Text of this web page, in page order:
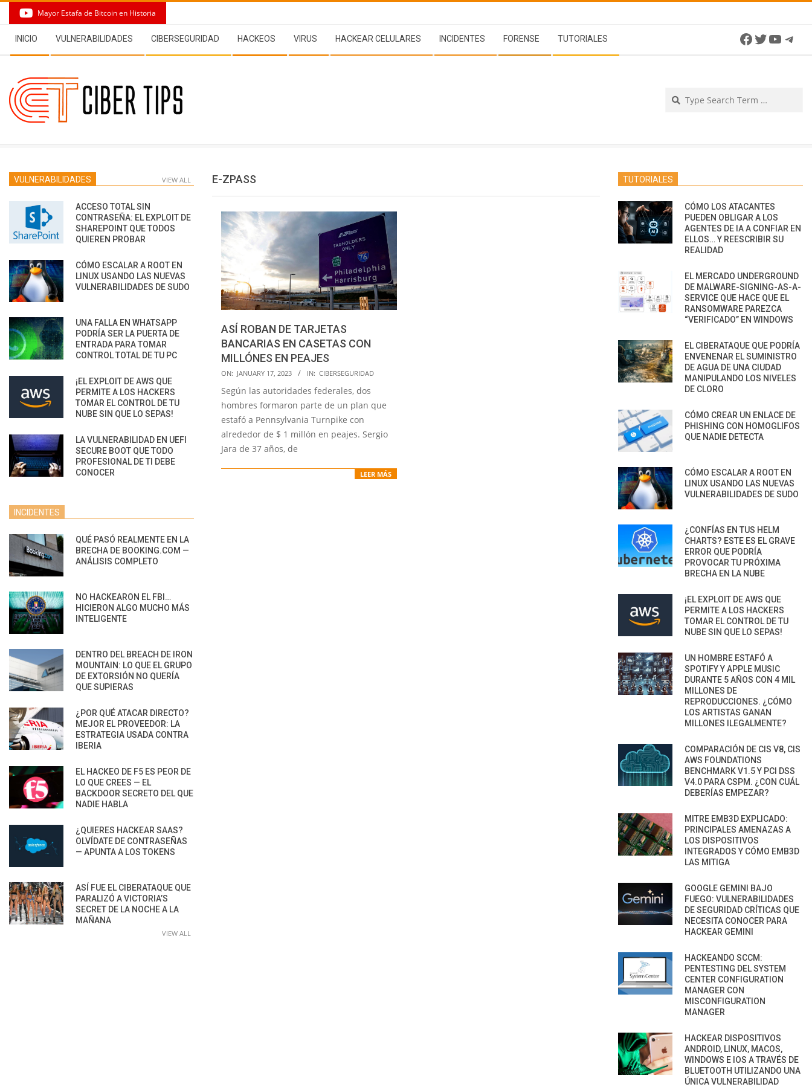
content
Mayor Estafa de Bitcoin en Historia
Navigation
Menu
INICIO VULNERABILIDADES CIBERSEGURIDAD HACKEOS VIRUS HACKEAR CELULARES INCIDENTES FORENSE TUTORIALES Facebook
Twitter
E-ZPASS
ASÍ ROBAN DE TARJETAS
BANCARIAS EN CASETAS CON
MILLÓNES EN PEAJES
2023-
01-
17
ON: JANUARY 17, 2023 IN: CIBERSEGURIDAD
Según las autoridades federales, dos
hombres formaron parte de un plan que
estafó a Pennsylvania Turnpike con
alrededor de $ 1 millón en peajes. Sergio
Jara de 37 años, de
LEER MÁS
VULNERABILIDADES VIEW ALL
ACCESO TOTAL SIN
CONTRASEÑA: EL EXPLOIT DE
SHAREPOINT QUE TODOS
QUIEREN PROBAR
CÓMO ESCALAR A ROOT EN
LINUX USANDO LAS NUEVAS
VULNERABILIDADES DE SUDO
UNA FALLA EN WHATSAPP
PODRÍA SER LA PUERTA DE
ENTRADA PARA TOMAR
CONTROL TOTAL DE TU PC
¡EL EXPLOIT DE AWS QUE
PERMITE A LOS HACKERS
TOMAR EL CONTROL DE TU
NUBE SIN QUE LO SEPAS!
LA VULNERABILIDAD EN UEFI
SECURE BOOT QUE TODO
PROFESIONAL DE TI DEBE
CONOCER
INCIDENTES
QUÉ PASÓ REALMENTE EN LA
BRECHA DE BOOKING.COM —
ANÁLISIS COMPLETO
NO HACKEARON EL FBI…
HICIERON ALGO MUCHO MÁS
INTELIGENTE
DENTRO DEL BREACH DE IRON
MOUNTAIN: LO QUE EL GRUPO
DE EXTORSIÓN NO QUERÍA
QUE SUPIERAS
¿POR QUÉ ATACAR DIRECTO?
MEJOR EL PROVEEDOR: LA
ESTRATEGIA USADA CONTRA
IBERIA
EL HACKEO DE F5 ES PEOR DE
LO QUE CREES — EL
BACKDOOR SECRETO DEL QUE
NADIE HABLA
¿QUIERES HACKEAR SAAS?
OLVÍDATE DE CONTRASEÑAS
— APUNTA A LOS TOKENS
ASÍ FUE EL CIBERATAQUE QUE
PARALIZÓ A VICTORIA’S
SECRET DE LA NOCHE A LA
MAÑANA
VIEW ALL
TUTORIALES
CÓMO LOS ATACANTES
PUEDEN OBLIGAR A LOS
AGENTES DE IA A CONFIAR EN
ELLOS… Y REESCRIBIR SU
REALIDAD
EL MERCADO UNDERGROUND
DE MALWARE-SIGNING-AS-A-
SERVICE QUE HACE QUE EL
RANSOMWARE PAREZCA
“VERIFICADO” EN WINDOWS
EL CIBERATAQUE QUE PODRÍA
ENVENENAR EL SUMINISTRO
DE AGUA DE UNA CIUDAD
MANIPULANDO LOS NIVELES
DE CLORO
CÓMO CREAR UN ENLACE DE
PHISHING CON HOMOGLIFOS
QUE NADIE DETECTA
CÓMO ESCALAR A ROOT EN
LINUX USANDO LAS NUEVAS
VULNERABILIDADES DE SUDO
¿CONFÍAS EN TUS HELM
CHARTS? ESTE ES EL GRAVE
ERROR QUE PODRÍA
PROVOCAR TU PRÓXIMA
BRECHA EN LA NUBE
¡EL EXPLOIT DE AWS QUE
PERMITE A LOS HACKERS
TOMAR EL CONTROL DE TU
NUBE SIN QUE LO SEPAS!
UN HOMBRE ESTAFÓ A
SPOTIFY Y APPLE MUSIC
DURANTE 5 AÑOS CON 4 MIL
MILLONES DE
REPRODUCCIONES. ¿CÓMO
LOS ARTISTAS GANAN
MILLONES ILEGALMENTE?
COMPARACIÓN DE CIS V8, CIS
AWS FOUNDATIONS
BENCHMARK V1.5 Y PCI DSS
V4.0 PARA CSPM. ¿CON CUÁL
DEBERÍAS EMPEZAR?
MITRE EMB3D EXPLICADO:
PRINCIPALES AMENAZAS A
LOS DISPOSITIVOS
INTEGRADOS Y CÓMO EMB3D
LAS MITIGA
GOOGLE GEMINI BAJO
FUEGO: VULNERABILIDADES
DE SEGURIDAD CRÍTICAS QUE
NECESITA CONOCER PARA
HACKEAR GEMINI
HACKEANDO SCCM:
PENTESTING DEL SYSTEM
CENTER CONFIGURATION
MANAGER CON
MISCONFIGURATION
MANAGER
HACKEAR DISPOSITIVOS
ANDROID, LINUX, MACOS,
WINDOWS E IOS A TRAVÉS DE
BLUETOOTH UTILIZANDO UNA
ÚNICA VULNERABILIDAD